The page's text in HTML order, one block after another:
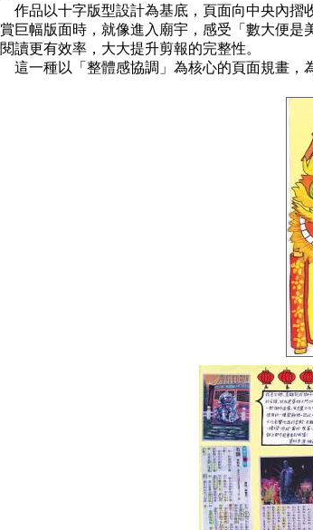
作品以十字版型設計為基底，頁面向中央內摺
賞巨幅版面時，就像進入廟宇，感受「數大便
閱讀更有效率，大大提升剪報的完整性。
這一種以「整體感協調」為核心的頁面規畫，